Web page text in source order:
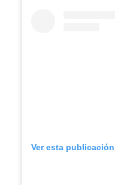
Ver esta